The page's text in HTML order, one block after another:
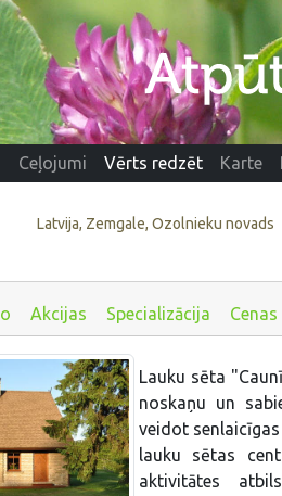
Ceļojumi Vērts redzēt Karte
Latvija, Zemgale, Ozolnieku novads
Akcijas Specializācija Cenas
Lauku sēta
noskaņu un
veidot
lauku sētas
aktivitātes